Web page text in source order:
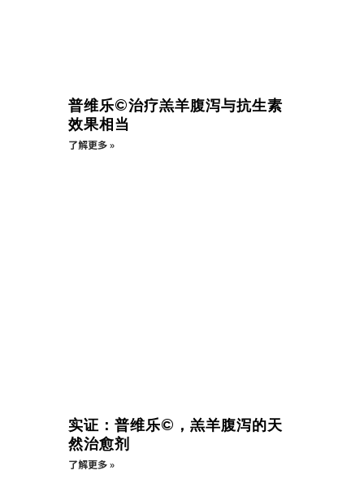
普维乐©治疗羔羊腹泻与抗生素
效果相当
了解更多 »
实证：普维乐©，羔羊腹泻的天
然治愈剂
了解更多 »